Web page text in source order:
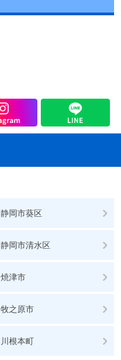
静岡市葵区
静岡市清水区
焼津市
牧之原市
川根本町